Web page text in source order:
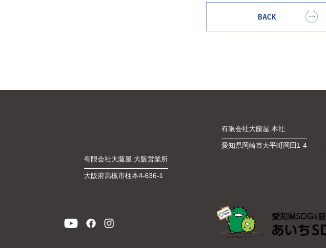
BACK
有限会社大藤屋 本社
愛知県岡崎市大平町岡田1-4
有限会社大藤屋 大阪営業所
大阪府高槻市柱本4-636-1